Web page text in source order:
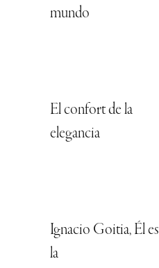
mundo
El confort de la
elegancia
Ignacio Goitia, Él es
la